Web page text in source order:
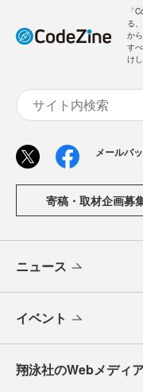
「
る
か
す
けし
メールバ
寄稿・取材企画募
ニュース
イベント
翔泳社のWebメディ